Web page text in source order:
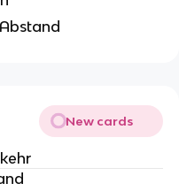
New cards